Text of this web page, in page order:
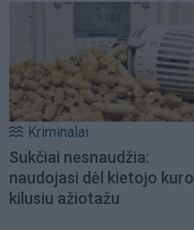
Kriminalai
Sukčiai nesnaudžia:
naudojasi dėl kietojo kuro
kilusiu ažiotažu